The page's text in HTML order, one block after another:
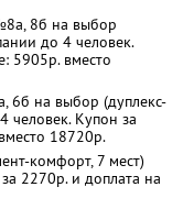
8б на выбор
до 4 человек.
5905р. вместо
6б на выбор (дуплекс-
человек. Купон за
18720р.
комфорт, 7 мест)
2270р. и доплата на